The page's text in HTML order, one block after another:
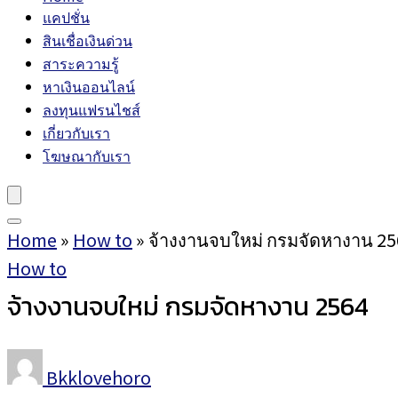
แคปชั่น
สินเชื่อเงินด่วน
สาระความรู้
หาเงินออนไลน์
ลงทุนแฟรนไชส์
เกี่ยวกับเรา
โฆษณากับเรา
Home » How to » จ้างงานจบใหม่ กรมจัดหางาน
How to
จ้างงานจบใหม่ กรมจัดหางาน 2564
Bkklovehoro